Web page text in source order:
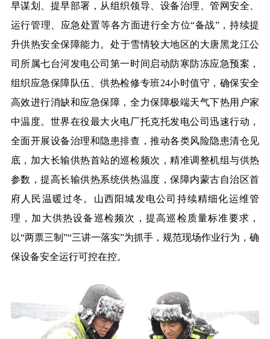
早谋划、提早部署， 从组织领导、设备治理、管网安全、
运行管理、 应急处置等各方面进行全方位“备战”， 持续提
升供热安全保障能力。 处于雪情较大地区的大唐黑龙江公
司所属七台河发电公司第一时间启动防寒防冻应急预案，
组织应急保障队伍、供热检修专班24小时值守，确保安全
高效进行消缺和应急保障，全力保障极端天气下热用户家
中温度。世界在役最大火电厂托克托发电公司迅速行动，
全面开展设备治理和隐患排查，推动各类风险隐患清仓见
底，加大长输供热首站的巡检频次，精准调整机组与供热
参数，提高长输供热系统供热温度，保障内蒙古自治区首
府人民温暖过冬。山西阳城发电公司持续精细化运维管
理，加大供热设备巡检频次，提高巡检质量标准要求，
以“两票三制”“三讲一落实”为抓手，规范现场作业行为，确
保设备安全运行可控在控。